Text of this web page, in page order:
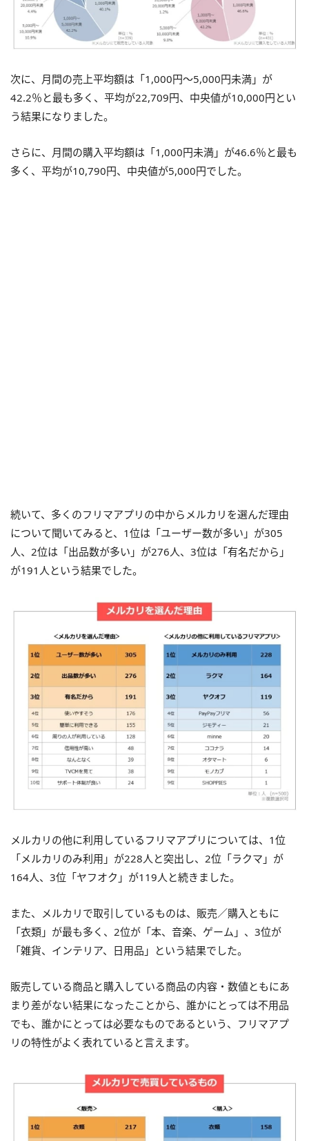
次に、月間の売上平均額は「1,000円～5,000円未満」が
42.2％と最も多く、平均が22,709円、中央値が10,000円とい
う結果になりました。
さらに、月間の購入平均額は「1,000円未満」が46.6％と最も
多く、平均が10,790円、中央値が5,000円でした。
続いて、多くのフリマアプリの中からメルカリを選んだ理由
について聞いてみると、1位は「ユーザー数が多い」が305
人、2位は「出品数が多い」が276人、3位は「有名だから」
が191人という結果でした。
メルカリの他に利用しているフリマアプリについては、1位
「メルカリのみ利用」が228人と突出し、2位「ラクマ」が
164人、3位「ヤフオク」が119人と続きました。
また、メルカリで取引しているものは、販売／購入ともに
「衣類」が最も多く、2位が「本、音楽、ゲーム」、3位が
「雑貨、インテリア、日用品」という結果でした。
販売している商品と購入している商品の内容・数値ともにあ
まり差がない結果になったことから、誰かにとっては不用品
でも、誰かにとっては必要なものであるという、フリマアプ
リの特性がよく表れていると言えます。